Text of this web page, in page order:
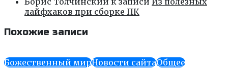
лайфхаков при сборке ПК
Похожие записи
Божественный мирНовости сайтаОбщее